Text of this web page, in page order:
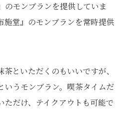
のモンブランを提供していま
施堂』のモンブランを常時提供
といただくのもいいですが、
いうモンブラン。喫茶タイムだ
ただけ、テイクアウトも可能で